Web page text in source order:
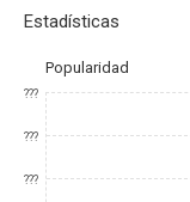
Estadísticas
Popularidad
???
???
???